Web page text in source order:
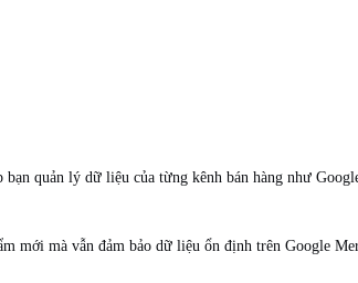
bạn quản lý dữ liệu của từng kênh bán hàng như
mới mà vẫn đảm bảo dữ liệu ổn định trên Google